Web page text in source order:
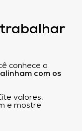
trabalhar
conhece a
com os
valores,
e mostre